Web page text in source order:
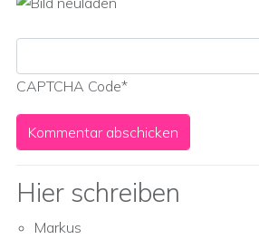
CAPTCHA Code*
Hier schreiben
Markus